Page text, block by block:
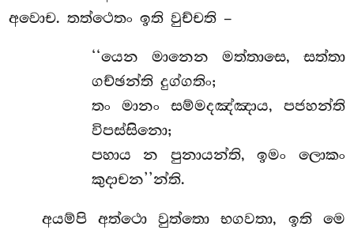
අවොච. තත්ථෙතං ඉති වුච්චති –
‘‘යෙන මානෙන මත්තාසෙ, සත්තා
ගච්ඡන්ති දුග්ගතිං;
තං මානං සම්මදඤ්ඤාය, පජහන්ති
විපස්සිනො;
පහාය න පුනායන්ති, ඉමං ලොකං
කුදාචන’’න්ති.
අයම්පිඅත්ථො වුත්තො භගවතා, ඉති මෙ